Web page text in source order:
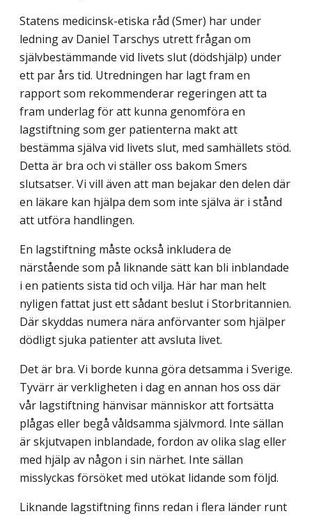
Statens medicinsk-etiska råd (Smer) har under
ledning av Daniel Tarschys utrett frågan om
självbestämmande vid livets slut (dödshjälp) under
ett par års tid. Utredningen har lagt fram en
rapport som rekommenderar regeringen att ta
fram underlag för att kunna genomföra en
lagstiftning som ger patienterna makt att
bestämma själva vid livets slut, med samhällets stöd.
Detta är bra och vi ställer oss bakom Smers
slutsatser. Vi vill även att man bejakar den delen där
en läkare kan hjälpa dem som inte själva är i stånd
att utföra handlingen.
En lagstiftning måste också inkludera de
närstående som på liknande sätt kan bli inblandade
i en patients sista tid och vilja. Här har man helt
nyligen fattat just ett sådant beslut i Storbritannien.
Där skyddas numera nära anförvanter som hjälper
dödligt sjuka patienter att avsluta livet.
Det är bra. Vi borde kunna göra detsamma i Sverige.
Tyvärr är verkligheten i dag en annan hos oss där
vår lagstiftning hänvisar människor att fortsätta
plågas eller begå våldsamma självmord. Inte sällan
är skjutvapen inblandade, fordon av olika slag eller
med hjälp av någon i sin närhet. Inte sällan
misslyckas försöket med utökat lidande som följd.
Liknande lagstiftning finns redan i flera länder runt